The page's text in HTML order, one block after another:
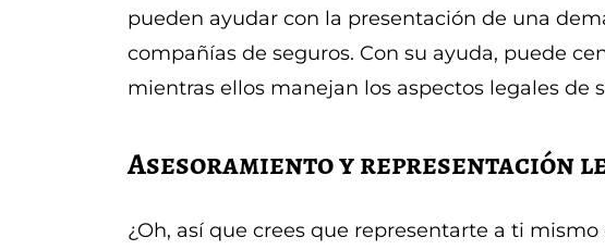
pueden ayudar con la presentación de una
compañías de seguros. Con su ayuda, puede
mientras ellos manejan los aspectos legales de
Asesoramiento y representación
¿Oh, así que crees que representarte a ti